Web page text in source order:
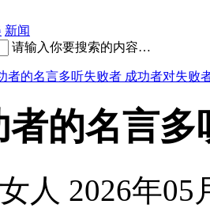
新闻
请输入你要搜索的内容…
者的名言多听失败者 成功者对失败
者的名言
人 2026年05